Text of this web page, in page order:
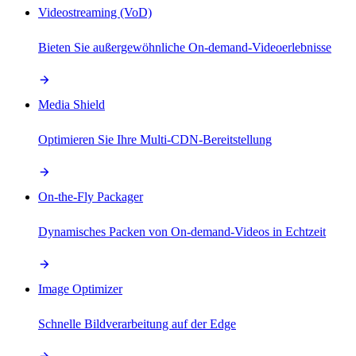
Videostreaming (VoD)
Bieten Sie außergewöhnliche On-demand-Videoerlebnisse
Media Shield
Optimieren Sie Ihre Multi-CDN-Bereitstellung
On-the-Fly Packager
Dynamisches Packen von On-demand-Videos in Echtzeit
Image Optimizer
Schnelle Bildverarbeitung auf der Edge